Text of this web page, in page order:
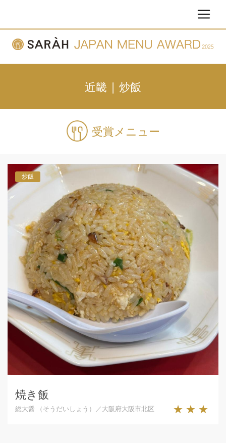
近畿 | 炒飯
受賞メニュー
炒飯
焼き飯
総大醤 （そうだいしょう）／大阪府大阪市北区 ★★★